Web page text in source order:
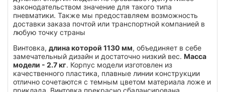
законодательством значение для такого типа
пневматики. Также мы предоставляем возможность
доставки заказа почтой или транспортной компанией в
любую точку страны
Винтовка, длина которой 1130 мм, объединяет в себе
замечательный дизайн и достаточно низкий вес. Масса
модели - 2.7 кг. Корпус модели изготовлен из
качественного пластика, плавные линии конструкции
отлично сочетаются с темным цветом материала ложе и